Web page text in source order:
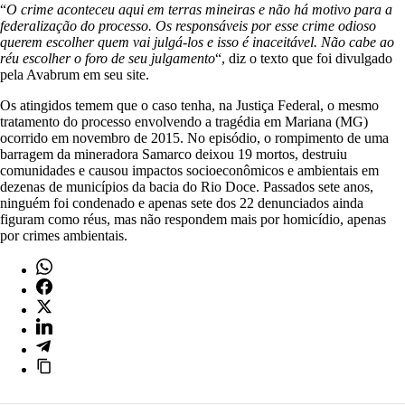
“O crime aconteceu aqui em terras mineiras e não há motivo para a
federalização do processo. Os responsáveis por esse crime odioso
querem escolher quem vai julgá-los e isso é inaceitável. Não cabe ao
réu escolher o foro de seu julgamento“, diz o texto que foi divulgado
pela Avabrum em seu site.
Os atingidos temem que o caso tenha, na Justiça Federal, o mesmo
tratamento do processo envolvendo a tragédia em Mariana (MG)
ocorrido em novembro de 2015. No episódio, o rompimento de uma
barragem da mineradora Samarco deixou 19 mortos, destruiu
comunidades e causou impactos socioeconômicos e ambientais em
dezenas de municípios da bacia do Rio Doce. Passados sete anos,
ninguém foi condenado e apenas sete dos 22 denunciados ainda
figuram como réus, mas não respondem mais por homicídio, apenas
por crimes ambientais.